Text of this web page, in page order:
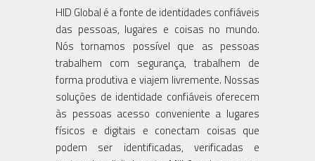
HID Global é a fonte de identidades ​​confiáveis
das pessoas, lugares e coisas no mundo.
Nós tornamos possível que as pessoas
trabalhem com segurança, trabalhem de
forma produtiva e viajem livremente. Nossas
soluções de identidade confiáveis ​​oferecem
às pessoas acesso conveniente a lugares
físicos e digitais e conectam coisas que
podem ser identificadas, verificadas e